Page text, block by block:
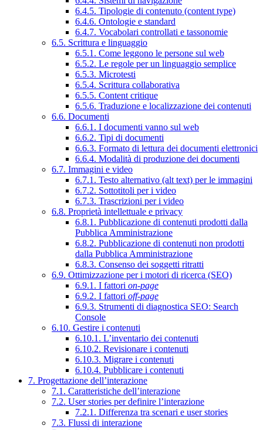
6.4.5. Tipologie di contenuto (content type)
6.4.6. Ontologie e standard
6.4.7. Vocabolari controllati e tassonomie
6.5. Scrittura e linguaggio
6.5.1. Come leggono le persone sul web
6.5.2. Le regole per un linguaggio semplice
6.5.3. Microtesti
6.5.4. Scrittura collaborativa
6.5.5. Content critique
6.5.6. Traduzione e localizzazione dei contenuti
6.6. Documenti
6.6.1. I documenti vanno sul web
6.6.2. Tipi di documenti
6.6.3. Formato di lettura dei documenti elettronici
6.6.4. Modalità di produzione dei documenti
6.7. Immagini e video
6.7.1. Testo alternativo (alt text) per le immagini
6.7.2. Sottotitoli per i video
6.7.3. Trascrizioni per i video
6.8. Proprietà intellettuale e privacy
6.8.1. Pubblicazione di contenuti prodotti dalla
Pubblica Amministrazione
6.8.2. Pubblicazione di contenuti non prodotti
dalla Pubblica Amministrazione
6.8.3. Consenso dei soggetti ritratti
6.9. Ottimizzazione per i motori di ricerca (SEO)
6.9.1. I fattori on-page
6.9.2. I fattori off-page
6.9.3. Strumenti di diagnostica SEO: Search
Console
6.10. Gestire i contenuti
6.10.1. L’inventario dei contenuti
6.10.2. Revisionare i contenuti
6.10.3. Migrare i contenuti
6.10.4. Pubblicare i contenuti
7. Progettazione dell’interazione
7.1. Caratteristiche dell’interazione
7.2. User stories per definire l’interazione
7.2.1. Differenza tra scenari e user stories
7.3. Flussi di interazione